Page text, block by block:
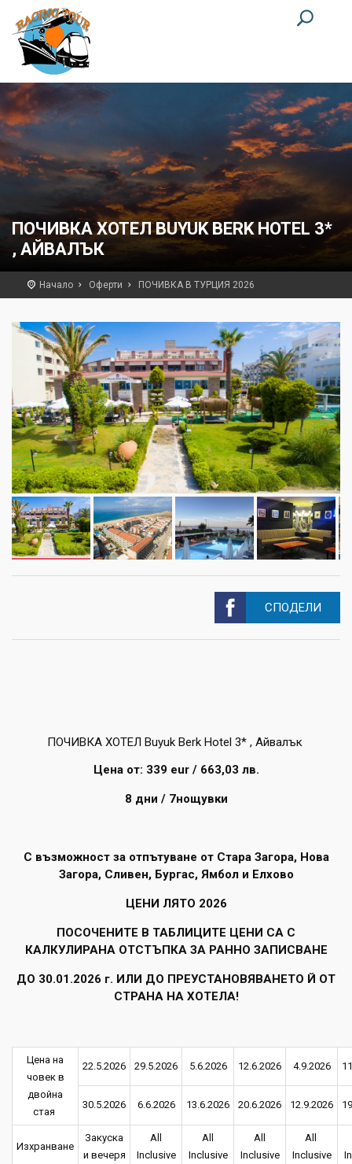
ПОЧИВКА ХОТЕЛ BUYUK BERK HOTEL 3*
, АЙВАЛЪК
Начало Оферти ПОЧИВКА В ТУРЦИЯ 2026
СПОДЕЛИ
ПОЧИВКА ХОТЕЛ Buyuk Berk Hotel 3* , Айвалък
Цена от: 339 eur / 663,03 лв.
8 дни / 7нощувки
С възможност за отпътуване от Стара Загора, Нова
Загора, Сливен, Бургас, Ямбол и Елхово
ЦЕНИ ЛЯТО 2026
ПОСОЧЕНИТЕ В ТАБЛИЦИТЕ ЦЕНИ СА С
КАЛКУЛИРАНА ОТСТЪПКА ЗА РАННО ЗАПИСВАНЕ
ДО 30.01.2026 г. ИЛИ ДО ПРЕУСТАНОВЯВАНЕТО Й ОТ
СТРАНА НА ХОТЕЛА!
Цена на
човек в
двойна
стая
22.5.2026 29.5.2026 5.6.2026 12.6.2026 4.9.2026
30.5.2026 6.6.2026 13.6.2026 20.6.2026 12.9.2026
Изхранване
Закуска
и вечеря
All
Inclusive
All
Inclusive
All
Inclusive
All
Inclusive